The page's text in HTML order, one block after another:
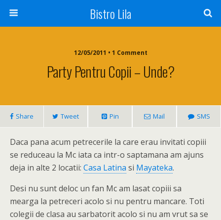
Bistro Lila
12/05/2011 • 1 Comment
Party Pentru Copii – Unde?
Share Tweet Pin Mail SMS
Daca pana acum petrecerile la care erau invitati copiii
se reduceau la Mc iata ca intr-o saptamana am ajuns
deja in alte 2 locatii: Casa Latina si Mayateka.
Desi nu sunt deloc un fan Mc am lasat copiii sa
mearga la petreceri acolo si nu pentru mancare. Toti
colegii de clasa au sarbatorit acolo si nu am vrut sa se